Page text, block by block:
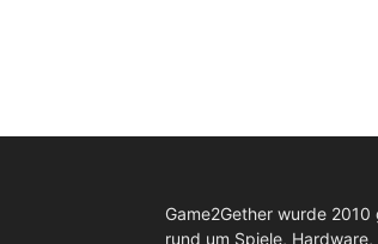
Game2Gether wurde
rund um Spiele,